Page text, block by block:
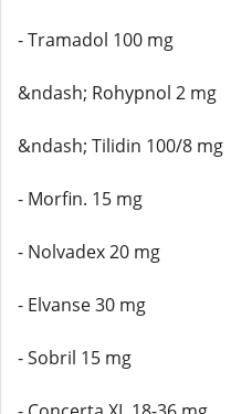
- Tramadol 100 mg
&ndash; Rohypnol 2 mg
&ndash; Tilidin 100/8 mg
- Morfin. 15 mg
- Nolvadex 20 mg
- Elvanse 30 mg
- Sobril 15 mg